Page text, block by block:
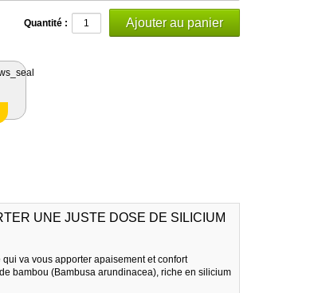
Quantité :
UNE JUSTE DOSE DE SILICIUM
va vous apporter apaisement et confort
bambou (Bambusa arundinacea), riche en silicium